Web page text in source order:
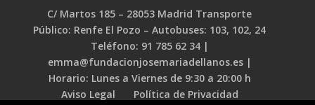
C/ Martos 185 – 28053 Madrid Transporte
Público: Renfe El Pozo – Autobuses: 103, 102, 24
Teléfono: 91 785 62 34 |
emma@fundacionjosemariadellanos.es |
Horario: Lunes a Viernes de 9:30 a 20:00 h
Aviso Legal
Política de Privacidad